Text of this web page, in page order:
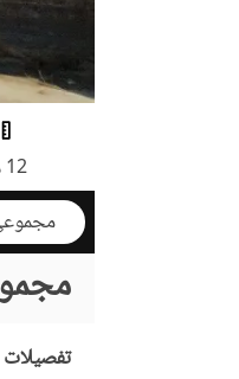
12 مرلہ
تفصیلات